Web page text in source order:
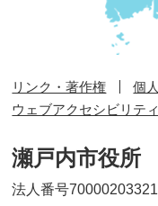
リンク・著作権
個
ウェブアクセシビリティ
瀬戸内市役所
法人番号